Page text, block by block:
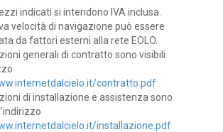
indicati si intendono IVA inclusa.
velocità di navigazione può essere
da fattori esterni alla rete EOLO.
generali di contratto sono visibili
contratto.pdf
di installazione e assistenza sono
installazione.pdf